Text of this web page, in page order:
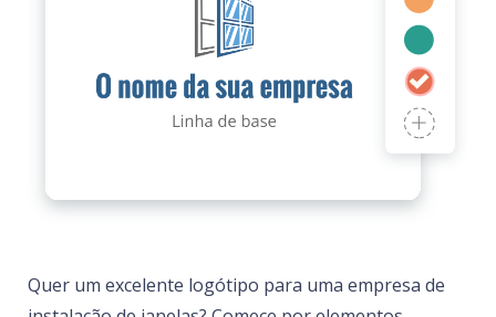
Quer um excelente logótipo para uma empresa de